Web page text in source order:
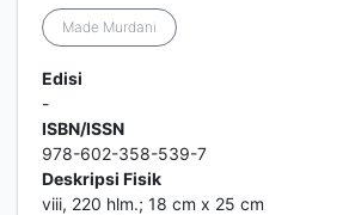
Made Murdani
Edisi
-
ISBN/ISSN
978-602-358-539-7
Deskripsi Fisik
viii, 220 hlm.; 18 cm x 25 cm